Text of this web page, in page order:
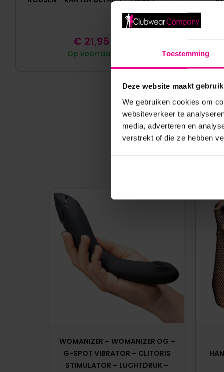
Toestemming
Deze website maakt
We gebruiken cookies om
websiteverkeer te
media, adverteren en
verstrekt of die ze hebben
Op voorraad
€ 21,95
WOMANIZER – WOMANIZER OG –
G-SPOT VIBRATOR – CLITORIS
STIMULATOR – LUCHTDRUK –